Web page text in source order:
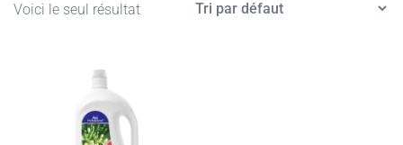
Voici le seul résultat